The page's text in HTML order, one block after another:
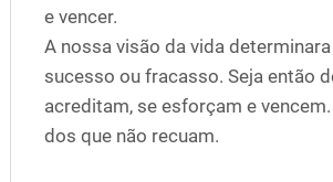
e vencer.
A nossa visão da vida
sucesso ou fracasso. Seja então
acreditam, se esforçam e
dos que não recuam.